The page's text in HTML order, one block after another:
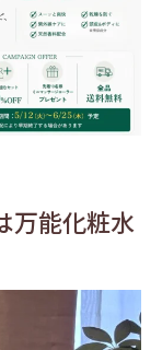
万能化粧水